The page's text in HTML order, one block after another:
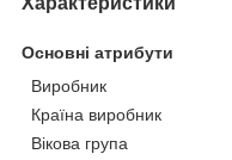
Основні атрибути
Виробник
Країна виробник
Вікова група